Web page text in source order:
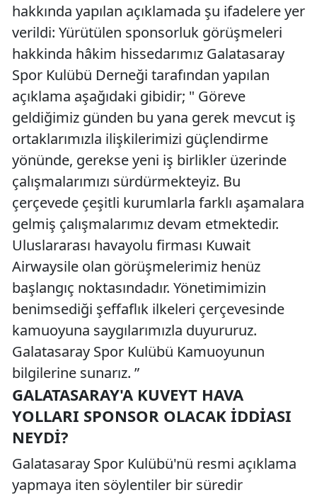
hakkında yapılan açıklamada şu ifadelere yer
verildi: Yürütülen sponsorluk görüşmeleri
hakkinda hâkim hissedarımız Galatasaray
Spor Kulübü Derneği tarafından yapılan
açıklama aşağıdaki gibidir; " Göreve
geldiğimiz günden bu yana gerek mevcut iş
ortaklarımızla ilişkilerimizi güçlendirme
yönünde, gerekse yeni iş birlikler üzerinde
çalışmalarımızı sürdürmekteyiz. Bu
çerçevede çeşitli kurumlarla farklı aşamalara
gelmiş çalışmalarımız devam etmektedir.
Uluslararası havayolu firması Kuwait
Airwaysile olan görüşmelerimiz henüz
başlangıç noktasındadır. Yönetimimizin
benimsediği şeffaflık ilkeleri çerçevesinde
kamuoyuna saygılarımızla duyururuz.
Galatasaray Spor Kulübü Kamuoyunun
bilgilerine sunarız. ”
GALATASARAY'A KUVEYT HAVA
YOLLARI SPONSOR OLACAK İDDIASI
NEYDI?
Galatasaray Spor Kulübü'nü resmi açıklama
yapmaya iten söylentiler bir süredir